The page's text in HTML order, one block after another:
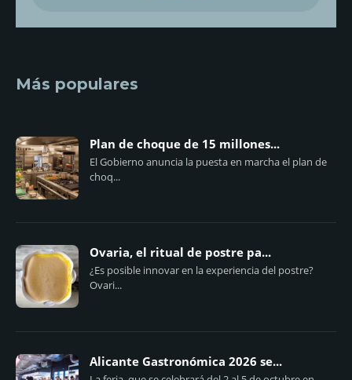
Más populares
Plan de choque de 15 millones...
El Gobierno anuncia la puesta en marcha el plan de
choq...
Ovaria, el ritual de postre pa...
¿Es posible innovar en la experiencia del postre?
Ovari...
Alicante Gastronómica 2026 se...